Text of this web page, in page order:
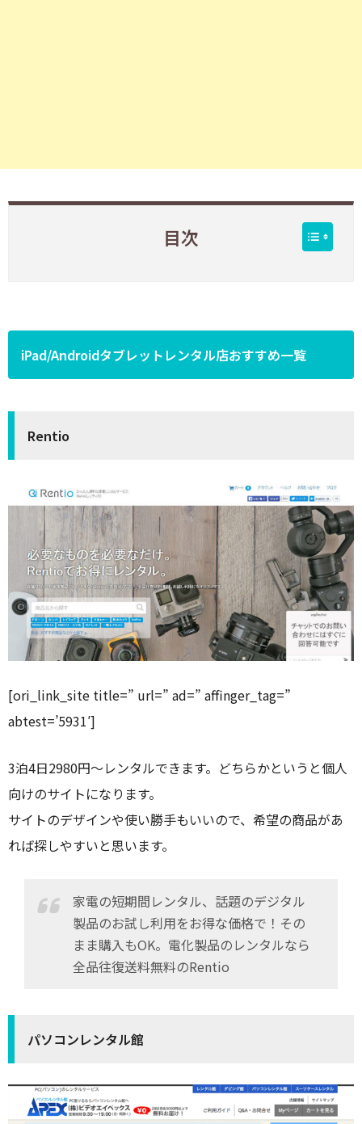
目次
iPad/Androidタブレットレンタル店おすすめ一覧
Rentio
[ori_link_site title=” url=” ad=” affinger_tag=”
abtest=’5931′]
3泊4日2980円～レンタルできます。どちらかというと個人
向けのサイトになります。
サイトのデザインや使い勝手もいいので、希望の商品があ
れば探しやすいと思います。
家電の短期間レンタル、話題のデジタル
製品のお試し利用をお得な価格で！その
まま購入もOK。電化製品のレンタルなら
全品往復送料無料のRentio
パソコンレンタル館